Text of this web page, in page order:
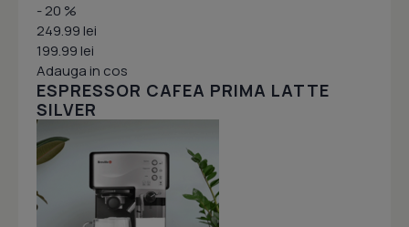
- 20 %
249.99 lei
199.99 lei
Adauga in cos
ESPRESSOR CAFEA PRIMA LATTE
SILVER